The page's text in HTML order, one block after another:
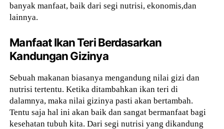
banyak manfaat, baik dari segi nutrisi, ekonomis,dan
lainnya.
Manfaat Ikan Teri Berdasarkan
Kandungan Gizinya
Sebuah makanan biasanya mengandung nilai gizi dan
nutrisi tertentu. Ketika ditambahkan ikan teri di
dalamnya, maka nilai gizinya pasti akan bertambah.
Tentu saja hal ini akan baik dan sangat bermanfaat bagi
kesehatan tubuh kita. Dari segi nutrisi yang dikandung